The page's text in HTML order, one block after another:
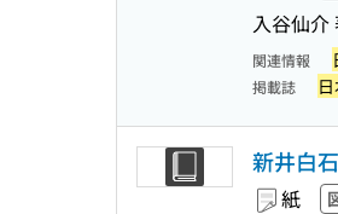
入谷仙介
関連情報
掲載誌
新井白
紙